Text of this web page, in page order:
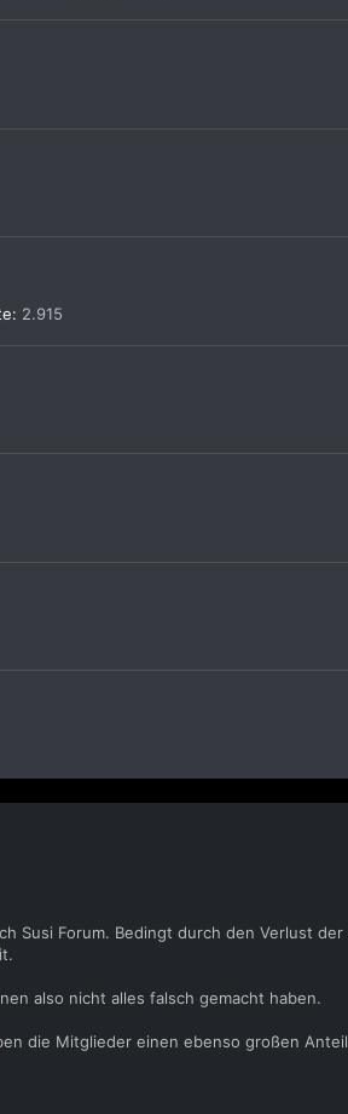
2.915
Susi Forum. Bedingt durch den Verlust
also nicht alles falsch gemacht haben.
die Mitglieder einen ebenso großen